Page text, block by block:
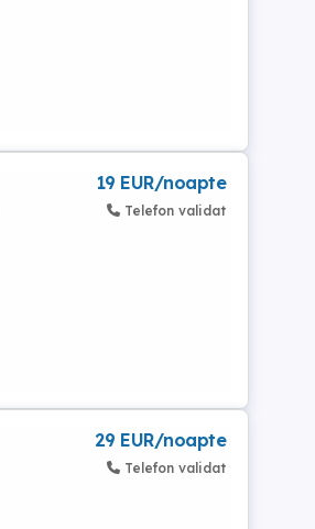
19 EUR/noapte
Telefon validat
29 EUR/noapte
Telefon validat